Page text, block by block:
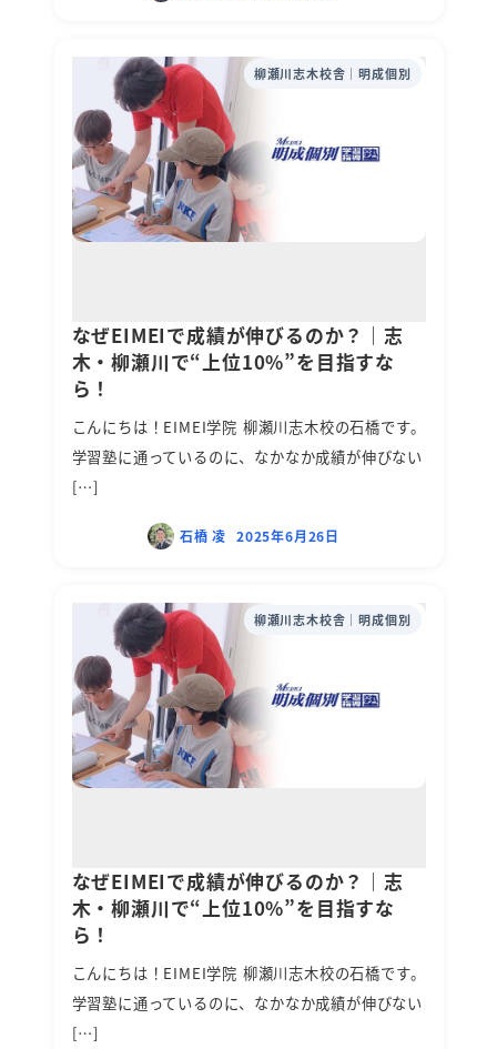
柳瀬川志木校舎｜明成個別
なぜEIMEIで成績が伸びるのか？｜志
木・柳瀬川で“上位10%”を目指すな
ら！
こんにちは！EIMEI学院 柳瀬川志木校の石橋です。
学習塾に通っているのに、なかなか成績が伸びない
[…]
石橋 凌 2025年6月26日
柳瀬川志木校舎｜明成個別
なぜEIMEIで成績が伸びるのか？｜志
木・柳瀬川で“上位10%”を目指すな
ら！
こんにちは！EIMEI学院 柳瀬川志木校の石橋です。
学習塾に通っているのに、なかなか成績が伸びない
[…]